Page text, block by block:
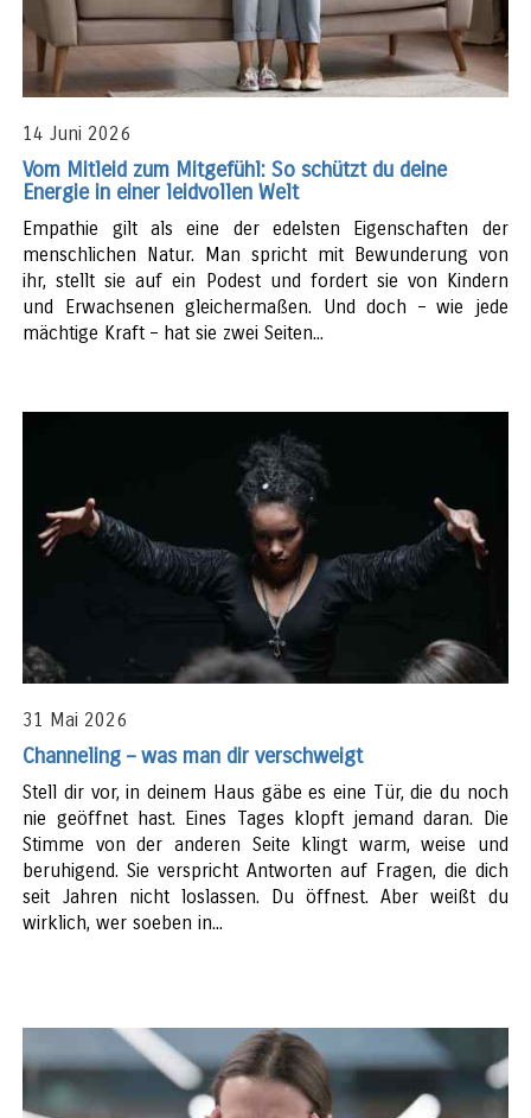
14 Juni 2026
Vom Mitleid zum Mitgefühl: So schützt du deine
Energie in einer leidvollen Welt
Empathie gilt als eine der edelsten Eigenschaften der
menschlichen Natur. Man spricht mit Bewunderung von
ihr, stellt sie auf ein Podest und fordert sie von Kindern
und Erwachsenen gleichermaßen. Und doch – wie jede
mächtige Kraft – hat sie zwei Seiten...
31 Mai 2026
Channeling – was man dir verschweigt
Stell dir vor, in deinem Haus gäbe es eine Tür, die du noch
nie geöffnet hast. Eines Tages klopft jemand daran. Die
Stimme von der anderen Seite klingt warm, weise und
beruhigend. Sie verspricht Antworten auf Fragen, die dich
seit Jahren nicht loslassen. Du öffnest. Aber weißt du
wirklich, wer soeben in...